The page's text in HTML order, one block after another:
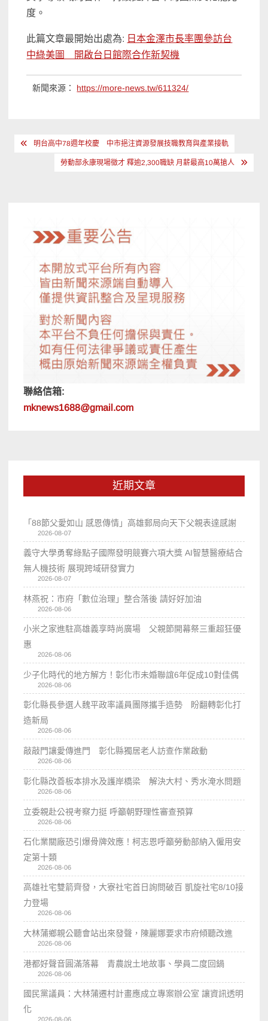
度。
此篇文章最開始出處為: 日本金澤市長率團參訪台
中綠美圖 開啟台日館際合作新契機
新聞來源： https://more-news.tw/611324/
文 明台高中78週年校慶 中市挹注資源發展技職教育與產業接軌
勞動部永康現場徵才 釋逾2,300職缺 月薪最高10萬搶人
聯絡信箱:
mknews1688@gmail.com
近期文章
「88節父愛如山 感恩傳情」高雄郵局向天下父親表達感謝
2026-08-07
義守大學勇奪綠點子國際發明競賽六項大獎 AI智慧醫療結合
無人機技術 展現跨域研發實力
2026-08-07
林燕祝：市府「數位治理」整合落後 請好好加油
2026-08-06
小米之家進駐高雄義享時尚廣場 父親節開幕祭三重超狂優
惠
2026-08-06
少子化時代的地方解方！彰化市未婚聯誼6年促成10對佳偶
2026-08-06
彰化縣長參選人魏平政率議員團隊攜手造勢 盼翻轉彰化打
造新局
2026-08-06
敲敲門讓愛傳進門 彰化縣獨居老人訪查作業啟動
2026-08-06
彰化縣改善板本排水及護岸橋梁 解決大村、秀水淹水問題
2026-08-06
立委親赴公視考察力挺 呼籲朝野理性審查預算
2026-08-06
石化業關廠恐引爆骨牌效應！柯志恩呼籲勞動部納入僱用安
定第十類
2026-08-06
高雄社宅雙箭齊發，大寮社宅首日詢問破百 凱旋社宅8/10接
力登場
2026-08-06
大林蒲鄉親公聽會站出來發聲，陳麗娜要求市府傾聽改進
2026-08-06
港都好聲音圓滿落幕 青農說土地故事、學員二度回鍋
2026-08-06
國民黨議員：大林蒲遷村計畫應成立專案辦公室 讓資訊透明
化
2026-08-06